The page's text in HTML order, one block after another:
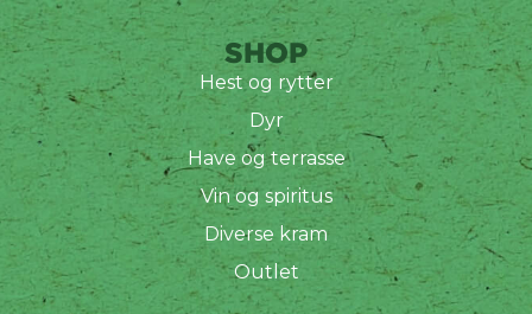
SHOP
Hest og rytter
Dyr
Have og terrasse
Vin og spiritus
Diverse kram
Outlet